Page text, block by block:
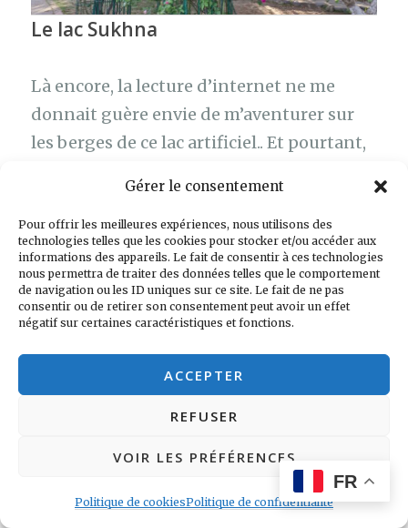
Gérer le consentement
Pour offrir les meilleures expériences, nous utilisons des
technologies telles que les cookies pour stocker et/ou accéder aux
informations des appareils. Le fait de consentir à ces technologies
nous permettra de traiter des données telles que le comportement
de navigation ou les ID uniques sur ce site. Le fait de ne pas
consentir ou de retirer son consentement peut avoir un effet
négatif sur certaines caractéristiques et fonctions.
ACCEPTER
REFUSER
VOIR LES PRÉFÉRENCES
Politique de cookiesPolitique de confidentialité
Le lac Sukhna
Là encore, la lecture d’internet ne me
donnait guère envie de m’aventurer sur
les berges de ce lac artificiel.. Et pourtant,
Punjab University
FR